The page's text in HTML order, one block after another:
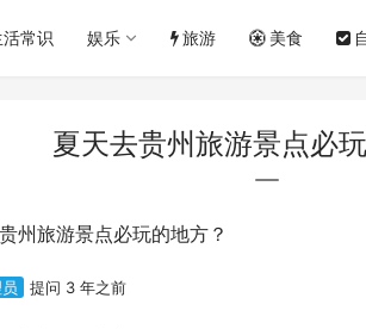
活常识 娱乐 旅游 美食
夏天去贵州旅游景点必
州旅游景点必玩的地方？
提问 3 年之前